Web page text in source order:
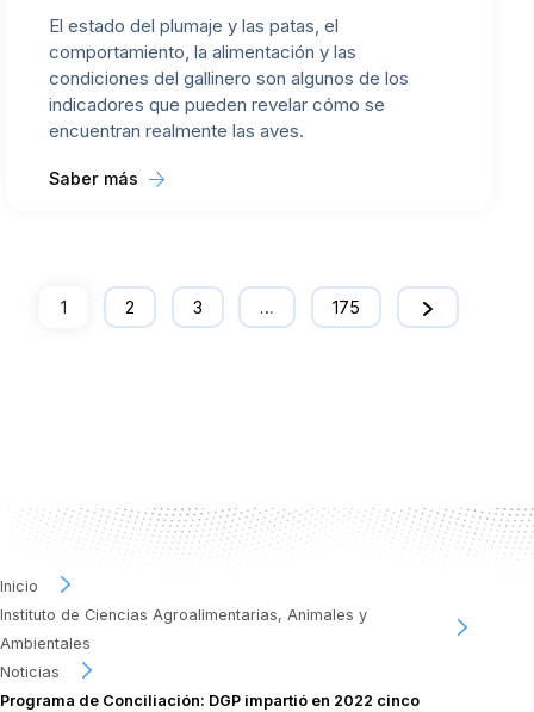
El estado del plumaje y las patas, el
comportamiento, la alimentación y las
condiciones del gallinero son algunos de los
indicadores que pueden revelar cómo se
encuentran realmente las aves.
Saber más
1 2 3 … 175
Inicio
Instituto de Ciencias Agroalimentarias, Animales y
Ambientales
Noticias
Programa de Conciliación: DGP impartió en 2022 cinco